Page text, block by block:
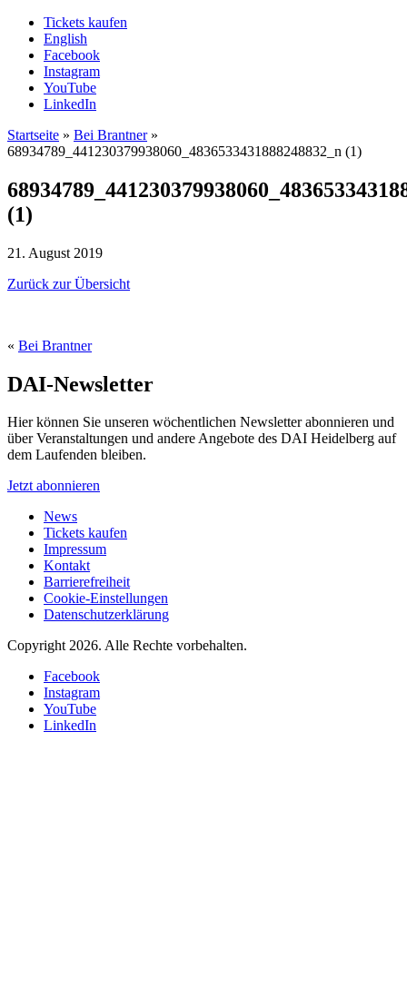
Tickets kaufen
English
Facebook
Instagram
YouTube
LinkedIn
Startseite » Bei Brantner»
68934789_441230379938060_4836533431888248832_n (1)
(1)
21. August 2019
Zurück zur Übersicht
« Bei Brantner
DAI-Newsletter
Hier können Sie unseren wöchentlichen Newsletter abonnieren und
über Veranstaltungen und andere Angebote des DAI Heidelberg auf
dem Laufenden bleiben.
Jetzt abonnieren
News
Tickets kaufen
Impressum
Kontakt
Barrierefreiheit
Cookie-Einstellungen
Datenschutzerklärung
Copyright 2026. Alle Rechte vorbehalten.
Facebook
Instagram
YouTube
LinkedIn